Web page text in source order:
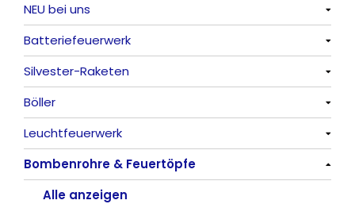
NEU bei uns
Alle anzeigen
Batteriefeuerwerk
Alle anzeigen
Silvester-Raketen
Alle anzeigen
Böller
Alle anzeigen
China-Böller
Knaller / Kanonenschläge
Leuchtfeuerwerk
Alle anzeigen
Vulkane
Bombenrohre & Feuertöpfe
Alle anzeigen